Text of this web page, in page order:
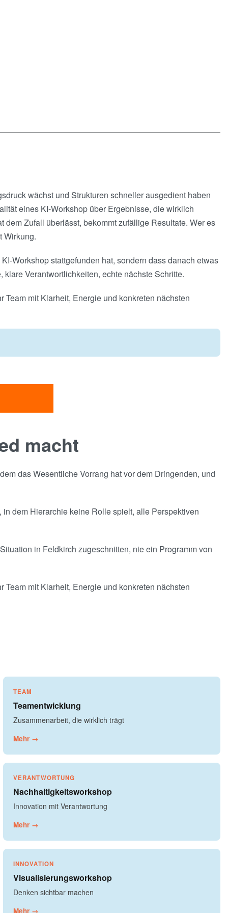
wächst und Strukturen schneller ausgedient haben
eines KI-Workshop über Ergebnisse, die wirklich
dem Zufall überlässt, bekommt zufällige Resultate. Wer es
Wirkung.
Workshop stattgefunden hat, sondern dass danach etwas
klare Verantwortlichkeiten, echte nächste Schritte.
mit Klarheit, Energie und konkreten nächsten
macht
das Wesentliche Vorrang hat vor dem Dringenden, und
dem Hierarchie keine Rolle spielt, alle Perspektiven
in Feldkirch zugeschnitten, nie ein Programm von
mit Klarheit, Energie und konkreten nächsten
TEAM
Teamentwicklung
Zusammenarbeit, die wirklich trägt
Mehr →
VERANTWORTUNG
Nachhaltigkeitsworkshop
Innovation mit Verantwortung
Mehr →
INNOVATION
Visualisierungsworkshop
Denken sichtbar machen
Mehr →